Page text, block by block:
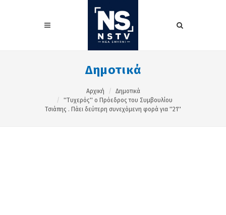
Δημοτικά
Αρχική
Δημοτικά
''Τυχερός'' ο Πρόεδρος του Συμβουλίου
Τσιάπης . Πάει δεύτερη συνεχόμενη φορά για ''21''